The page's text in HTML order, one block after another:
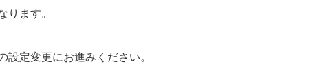
ます。
定変更にお進みください。